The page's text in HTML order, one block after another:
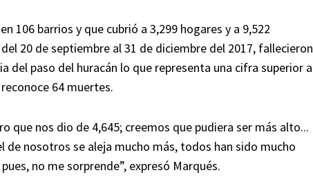
106 barrios y que cubrió a 3,299 hogares y a 9,522
20 de septiembre al 31 de diciembre del 2017, fallecieron
del paso del huracán lo que representa una cifra superior a
64 muertes.
que nos dio de 4,645; creemos que pudiera ser más alto...
de nosotros se aleja mucho más, todos han sido mucho
no me sorprende”, expresó Marqués.